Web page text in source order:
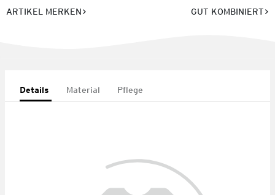
ARTIKEL MERKEN GUT KOMBINIERT
Details Material Pflege